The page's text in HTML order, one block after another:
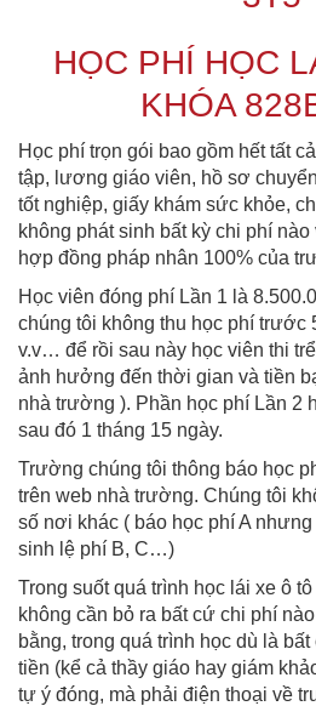
HỌC PHÍ HỌC
KHÓA
Học phí trọn gói bao gồm hết tất
tập, lương giáo viên, hồ sơ
tốt nghiệp, giấy khám sức khỏe,
không phát sinh bất kỳ chi phí
hợp đồng pháp nhân 100% của
Học viên đóng phí Lần 1 là
chúng tôi không thu học phí trước
v.v… để rồi sau này học viên thi
ảnh hưởng đến thời gian và tiền
nhà trường ). Phần học phí Lần 2
sau đó 1 tháng 15 ngày.
Trường chúng tôi thông báo học
trên web nhà trường. Chúng tôi
số nơi khác ( báo học phí A
sinh lệ phí B, C…)
Trong suốt quá trình học lái xe ô
không cần bỏ ra bất cứ chi phí
bằng, trong quá trình học dù là
tiền (kể cả thầy giáo hay giám
tự ý đóng, mà phải điện thoại về